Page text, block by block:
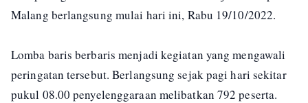
Malang berlangsung mulai hari ini, Rabu 19/10/2022.
Lomba baris berbaris menjadi kegiatan yang mengawali
peringatan tersebut. Berlangsung sejak pagi hari sekitar
pukul 08.00 penyelenggaraan melibatkan 792 peserta.